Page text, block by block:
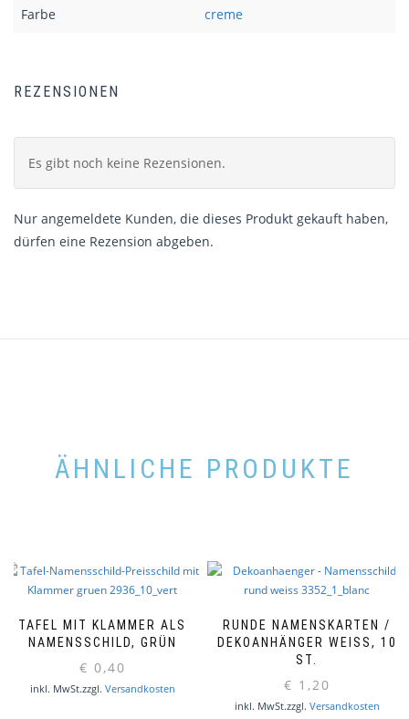
Farbe creme
REZENSIONEN
Es gibt noch keine Rezensionen.
Nur angemeldete Kunden, die dieses Produkt gekauft haben,
dürfen eine Rezension abgeben.
ÄHNLICHE PRODUKTE
TAFEL MIT KLAMMER ALS
NAMENSSCHILD, GRÜN
€ 0,40
inkl. MwSt.zzgl. Versandkosten
RUNDE NAMENSKARTEN /
DEKOANHÄNGER WEISS, 10 S
T.
€ 1,20
inkl. MwSt.zzgl. Versandkosten